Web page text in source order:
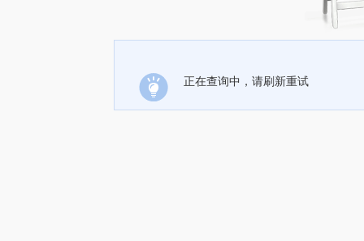
正在查询中，请刷新重试